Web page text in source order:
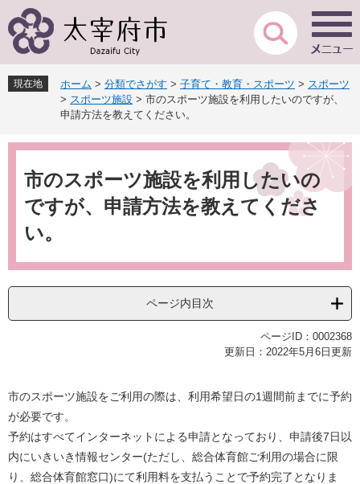
ー
先
頭
。
ニ
を
飛
て
現在地 ホーム > 分類でさがす > 子育て・教育・スポーツ > スポーツ
> スポーツ施設 > 市のスポーツ施設を利用したいのですが、
申請方法を教えてください。
本
市のスポーツ施設を利用したいの
ですが、申請方法を教えてくださ
い。
ページ内目次
ページID：0002368
更新日：2022年5月6日更新
市のスポーツ施設をご利用の際は、利用希望日の1週間前までに予約
が必要です。
予約はすべてインターネットによる申請となっており、申請後7日以
内にいきいき情報センター(ただし、総合体育館ご利用の場合に限
り、総合体育館窓口)にて利用料を支払うことで予約完了となりま